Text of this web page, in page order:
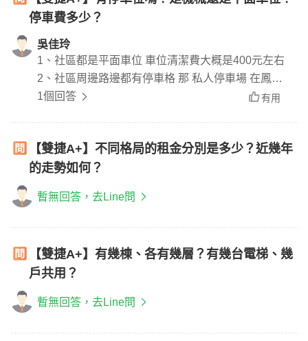
停車費多少？
吳佳玲
1、社區都是平面車位 車位清潔費大概是400元左右
2、社區周邊路邊都有停車格 那 私人停車場 在鳳福
路鳳一路交叉口 靠近新三沅市場有一個私人停車場
1個回答 有用
【雙捷A+】不同格局的租金分別是多少？近幾年
的走勢如何？
暫無回答，去Line問
【雙捷A+】有幾棟、各有幾層？有幾台電梯、幾
戶共用？
暫無回答，去Line問